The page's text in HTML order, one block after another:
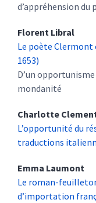
d’appréhension du
Florent Libral
Le poète Clermont
1653)
D’un
mondanité
Charlotte
L’opportunité du
traductions
Emma Laumont
Le roman-
d’importation